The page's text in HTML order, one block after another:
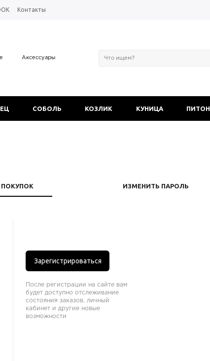
Контакты
Аксессуары
СОБОЛЬ КОЗЛИК КУНИЦА ПИТОН
ИЗМЕНИТЬ ПАРОЛЬ
Зарегистрироваться
После регистрации на сайте вам
будет доступно отслеживание
состояния заказов, личный
кабинет и другие новые
возможности